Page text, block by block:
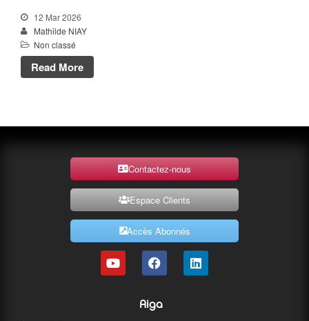
12 Mar 2026
Mathilde NIAY
Non classé
Read More
Contactez-nous
Espace Clients
Accès Abonnés
Aiga